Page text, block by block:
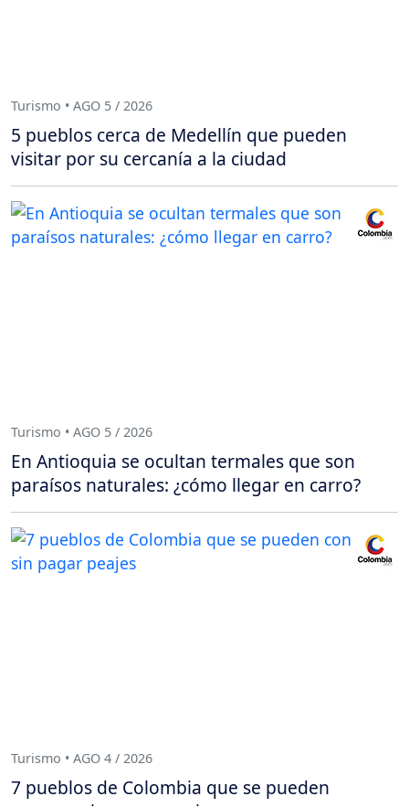
Turismo • AGO 5 / 2026
5 pueblos cerca de Medellín que pueden
visitar por su cercanía a la ciudad
Turismo • AGO 5 / 2026
En Antioquia se ocultan termales que son
paraísos naturales: ¿cómo llegar en carro?
Turismo • AGO 4 / 2026
7 pueblos de Colombia que se pueden